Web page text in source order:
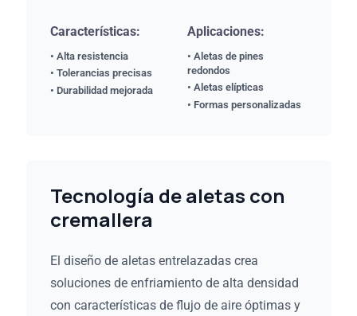
Características:
• Alta resistencia
• Tolerancias precisas
• Durabilidad mejorada
Aplicaciones:
• Aletas de pines
redondos
• Aletas elípticas
• Formas personalizadas
Tecnología de aletas con
cremallera
El diseño de aletas entrelazadas crea
soluciones de enfriamiento de alta densidad
con características de flujo de aire óptimas y